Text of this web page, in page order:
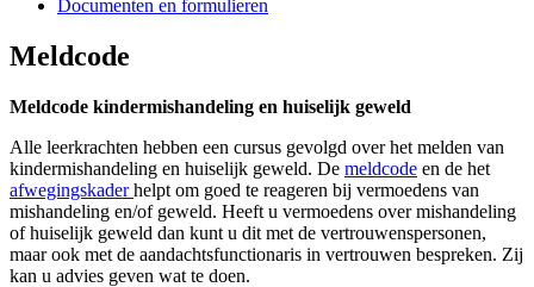
Documenten en formulieren
Meldcode
Meldcode kindermishandeling en huiselijk geweld
Alle leerkrachten hebben een cursus gevolgd over het melden van
kindermishandeling en huiselijk geweld. De meldcode en de het
afwegingskader helpt om goed te reageren bij vermoedens van
mishandeling en/of geweld. Heeft u vermoedens over mishandeling
of huiselijk geweld dan kunt u dit met de vertrouwenspersonen,
maar ook met de aandachtsfunctionaris in vertrouwen bespreken. Zij
kan u advies geven wat te doen.